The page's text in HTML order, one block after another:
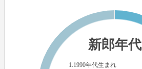
新郎年代
1.1990年代生まれ